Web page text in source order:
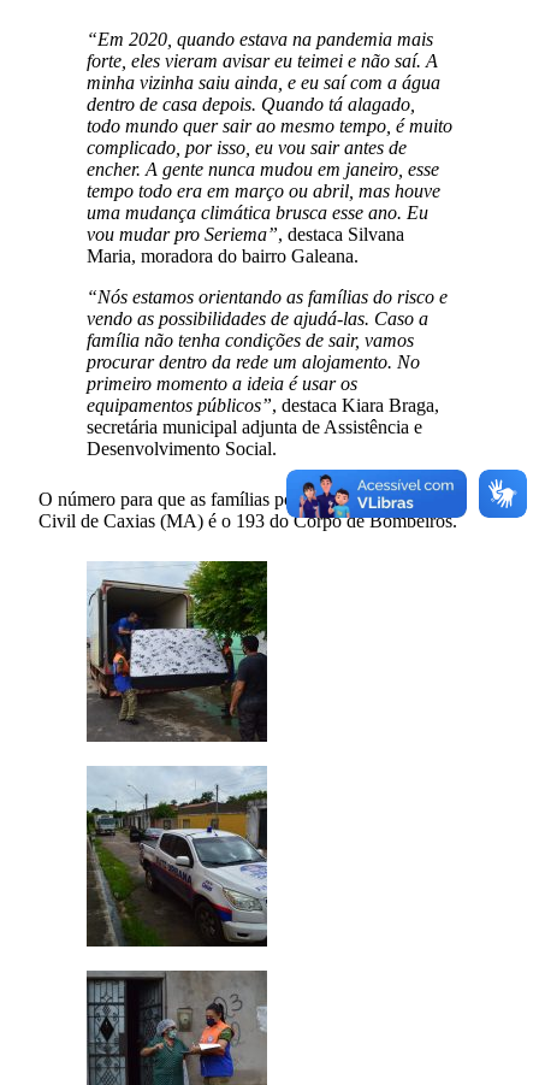
“Em 2020, quando estava na pandemia mais
forte, eles vieram avisar eu teimei e não saí. A
minha vizinha saiu ainda, e eu saí com a água
dentro de casa depois. Quando tá alagado,
todo mundo quer sair ao mesmo tempo, é muito
complicado, por isso, eu vou sair antes de
encher. A gente nunca mudou em janeiro, esse
tempo todo era em março ou abril, mas houve
uma mudança climática brusca esse ano. Eu
vou mudar pro Seriema”, destaca Silvana
Maria, moradora do bairro Galeana.
“Nós estamos orientando as famílias do risco e
vendo as possibilidades de ajudá-las. Caso a
família não tenha condições de sair, vamos
procurar dentro da rede um alojamento. No
primeiro momento a ideia é usar os
equipamentos públicos”, destaca Kiara Braga,
secretária municipal adjunta de Assistência e
Desenvolvimento Social.
O número para que as famílias possam acionar a Defesa
Civil de Caxias (MA) é o 193 do Corpo de Bombeiros.